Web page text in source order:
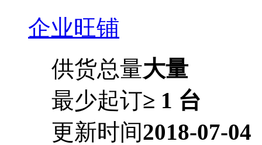
企业旺铺
供货总量大量
最少起订≥ 1 台
更新时间2018-07-04